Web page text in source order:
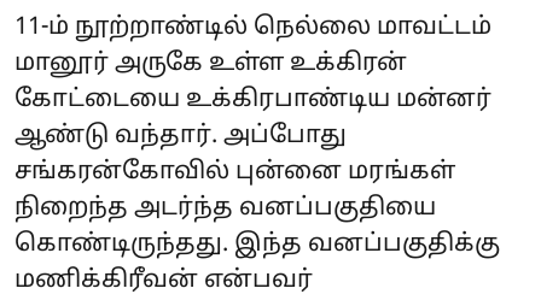
11-ம் நூற்றாண்டில் நெல்லை மாவட்டம்
மானூர் அருகே உள்ள உக்கிரன்
கோட்டையை உக்கிரபாண்டிய மன்னர்
ஆண்டு வந்தார். அப்போது
சங்கரன்கோவில் புன்னை மரங்கள்
நிறைந்த அடர்ந்த வனப்பகுதியை
கொண்டிருந்தது. இந்த வனப்பகுதிக்கு
மணிக்கிரீவன் என்பவர்